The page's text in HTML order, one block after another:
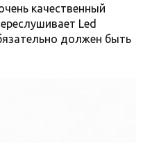
качественный
Led
должен быть